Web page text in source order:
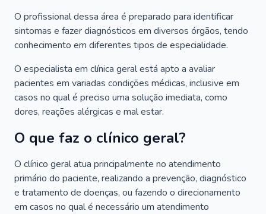
O profissional dessa área é preparado para identificar
sintomas e fazer diagnósticos em diversos órgãos, tendo
conhecimento em diferentes tipos de especialidade.
O especialista em clínica geral está apto a avaliar
pacientes em variadas condições médicas, inclusive em
casos no qual é preciso uma solução imediata, como
dores, reações alérgicas e mal estar.
O que faz o clínico geral?
O clínico geral atua principalmente no atendimento
primário do paciente, realizando a prevenção, diagnóstico
e tratamento de doenças, ou fazendo o direcionamento
em casos no qual é necessário um atendimento